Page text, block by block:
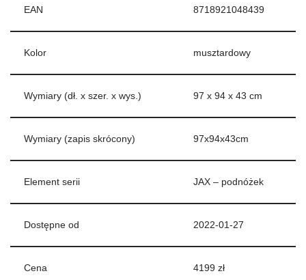
EAN 8718921048439
Kolor musztardowy
Wymiary (dł. x szer. x wys.) 97 x 94 x 43 cm
Wymiary (zapis skrócony) 97x94x43cm
Element serii JAX – podnóżek
Dostępne od 2022-01-27
Cena 4199 zł